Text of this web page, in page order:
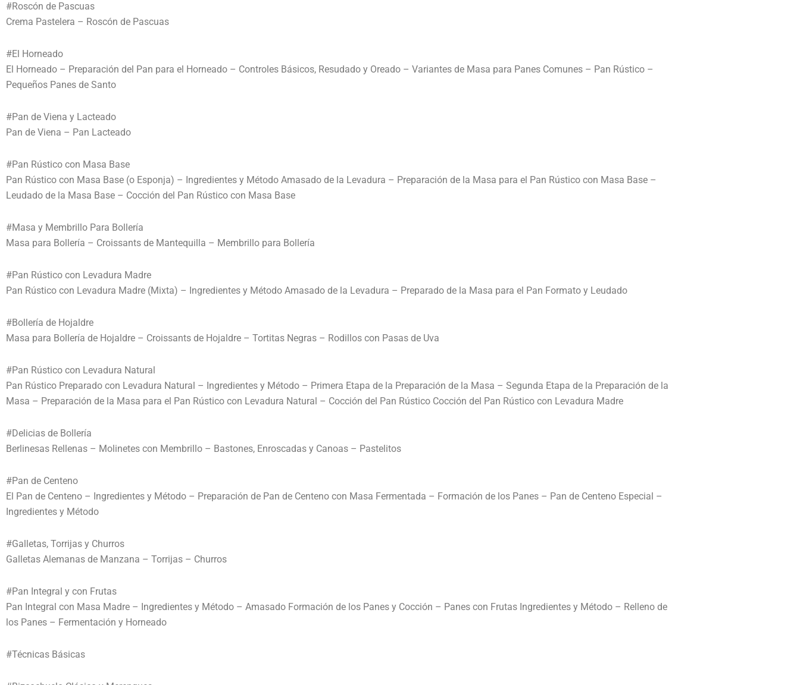
#Roscón de Pascuas
Crema Pastelera – Roscón de Pascuas
#El Horneado
El Horneado – Preparación del Pan para el Horneado – Controles Básicos, Resudado y Oreado – Variantes de Masa para Panes Comunes – Pan Rústico –
Pequeños Panes de Santo
#Pan de Viena y Lacteado
Pan de Viena – Pan Lacteado
#Pan Rústico con Masa Base
Pan Rústico con Masa Base (o Esponja) – Ingredientes y Método Amasado de la Levadura – Preparación de la Masa para el Pan Rústico con Masa Base –
Leudado de la Masa Base – Cocción del Pan Rústico con Masa Base
#Masa y Membrillo Para Bollería
Masa para Bollería – Croissants de Mantequilla – Membrillo para Bollería
#Pan Rústico con Levadura Madre
Pan Rústico con Levadura Madre (Mixta) – Ingredientes y Método Amasado de la Levadura – Preparado de la Masa para el Pan Formato y Leudado
#Bollería de Hojaldre
Masa para Bollería de Hojaldre – Croissants de Hojaldre – Tortitas Negras – Rodillos con Pasas de Uva
#Pan Rústico con Levadura Natural
Pan Rústico Preparado con Levadura Natural – Ingredientes y Método – Primera Etapa de la Preparación de la Masa – Segunda Etapa de la Preparación de la
Masa – Preparación de la Masa para el Pan Rústico con Levadura Natural – Cocción del Pan Rústico Cocción del Pan Rústico con Levadura Madre
#Delicias de Bollería
Berlinesas Rellenas – Molinetes con Membrillo – Bastones, Enroscadas y Canoas – Pastelitos
#Pan de Centeno
El Pan de Centeno – Ingredientes y Método – Preparación de Pan de Centeno con Masa Fermentada – Formación de los Panes – Pan de Centeno Especial –
Ingredientes y Método
#Galletas, Torrijas y Churros
Galletas Alemanas de Manzana – Torrijas – Churros
#Pan Integral y con Frutas
Pan Integral con Masa Madre – Ingredientes y Método – Amasado Formación de los Panes y Cocción – Panes con Frutas Ingredientes y Método – Relleno de
los Panes – Fermentación y Horneado
#Técnicas Básicas